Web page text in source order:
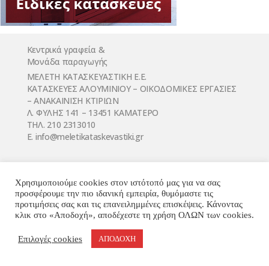
Κεντρικά γραφεία &
Μονάδα παραγωγής
ΜΕΛΕΤΗ ΚΑΤΑΣΚΕΥΑΣΤΙΚΗ Ε.Ε.
ΚΑΤΑΣΚΕΥΕΣ ΑΛΟΥΜΙΝΙΟΥ – ΟΙΚΟΔΟΜΙΚΕΣ ΕΡΓΑΣΙΕΣ
– ΑΝΑΚΑΙΝΙΣΗ ΚΤΙΡΙΩΝ
Λ. ΦΥΛΗΣ 141 – 13451 ΚΑΜΑΤΕΡΟ
ΤΗΛ. 210 2313010
E. infο@meletikataskevastiki.gr
© MELETI KATASKEVASTIKI 2018 - designed by Truly
Χρησιμοποιούμε cookies στον ιστότοπό μας για να σας
προσφέρουμε την πιο ιδανική εμπειρία, θυμόμαστε τις
προτιμήσεις σας και τις επανειλημμένες επισκέψεις. Κάνοντας
κλικ στο «Αποδοχή», αποδέχεστε τη χρήση ΟΛΩΝ των cookies.
Επιλογές cookies ΑΠΟΔΟΧΗ